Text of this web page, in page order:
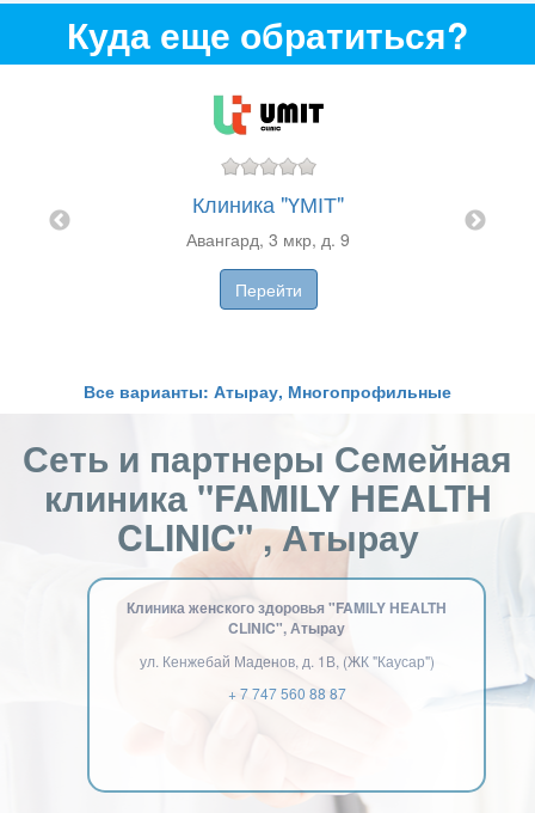
Куда еще обратиться?
Клиника "ҮМІТ"
Авангард, 3 мкр, д. 9
Перейти
Все варианты: Атырау, Многопрофильные
Сеть и партнеры Семейная
клиника "FAMILY HEALTH
CLINIC" , Атырау
Клиника женского здоровья "FAMILY HEALTH
CLINIC", Атырау
ул. Кенжебай Маденов, д. 1В, (ЖК "Каусар")
+ 7 747 560 88 87